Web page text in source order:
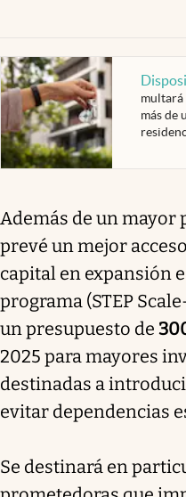
multará
más de
Además de un mayor
prevé un mejor
capital en expansión
programa (STEP
un presupuesto de
2025 para mayores
destinadas a
evitar dependencias
Se destinará en